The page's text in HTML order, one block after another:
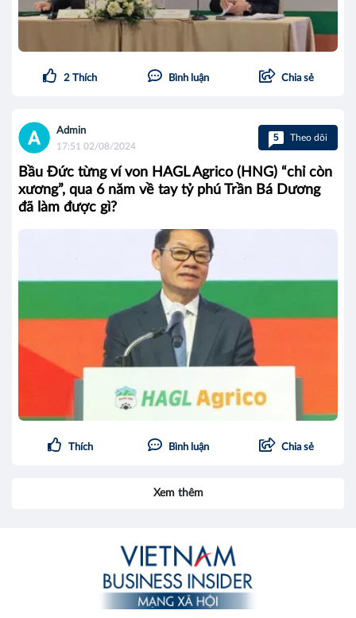
2 Thích Bình luận Chia sẻ
Admin
17:51 02/08/2024
5 Theo dõi
Bầu Đức từng ví von HAGL Agrico (HNG) “chỉ còn
xương”, qua 6 năm về tay tỷ phú Trần Bá Dương
đã làm được gì?
Thích Bình luận Chia sẻ
Xem thêm